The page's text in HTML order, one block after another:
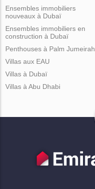
Ensembles immobiliers
nouveaux à Dubaï
Ensembles immobiliers en
construction à Dubaï
Penthouses à Palm Jumeirah
Villas aux EAU
Villas à Dubaï
Villas à Abu Dhabi